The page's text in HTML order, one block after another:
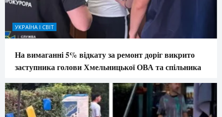
УКРАЇНА І СВІТ
На вимаганні 5% відкату за ремонт доріг викрито
заступника голови Хмельницької ОВА та спільника